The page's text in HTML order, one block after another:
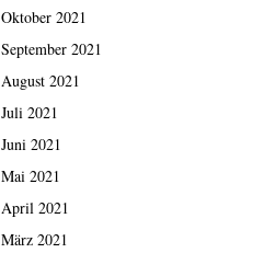
Oktober 2021
September 2021
August 2021
Juli 2021
Juni 2021
Mai 2021
April 2021
März 2021